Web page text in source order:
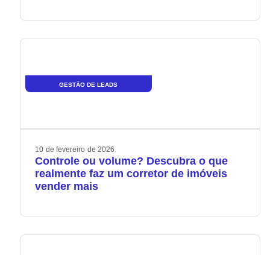
GESTÃO DE LEADS
10 de fevereiro de 2026
Controle ou volume? Descubra o que
realmente faz um corretor de imóveis
vender mais